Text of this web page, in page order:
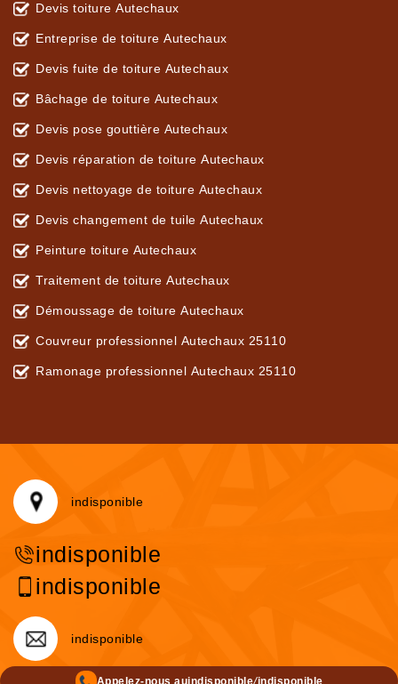
Devis toiture Autechaux
Entreprise de toiture Autechaux
Devis fuite de toiture Autechaux
Bâchage de toiture Autechaux
Devis pose gouttière Autechaux
Devis réparation de toiture Autechaux
Devis nettoyage de toiture Autechaux
Devis changement de tuile Autechaux
Peinture toiture Autechaux
Traitement de toiture Autechaux
Démoussage de toiture Autechaux
Couvreur professionnel Autechaux 25110
Ramonage professionnel Autechaux 25110
indisponible
indisponible
indisponible
indisponible
Appelez-nous auindisponible indisponible